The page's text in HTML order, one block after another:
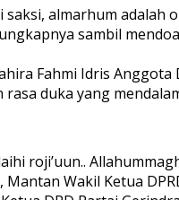
saksi, almarhum
sambil
Fahmi Idris Anggota
rasa duka yang
roji’uun..
Wakil Ketua